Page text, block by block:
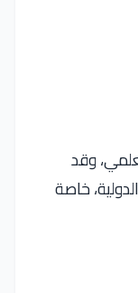
وقد
خاصة